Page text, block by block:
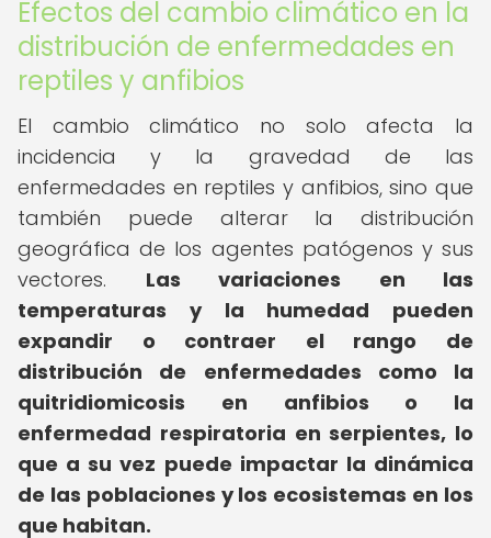
Efectos del cambio climático en la
distribución de enfermedades en
reptiles y anfibios
El cambio climático no solo afecta la
incidencia y la gravedad de las
enfermedades en reptiles y anfibios, sino que
también puede alterar la distribución
geográfica de los agentes patógenos y sus
vectores. Las variaciones en las
temperaturas y la humedad pueden
expandir o contraer el rango de
distribución de enfermedades como la
quitridiomicosis en anfibios o la
enfermedad respiratoria en serpientes, lo
que a su vez puede impactar la dinámica
de las poblaciones y los ecosistemas en los
que habitan.